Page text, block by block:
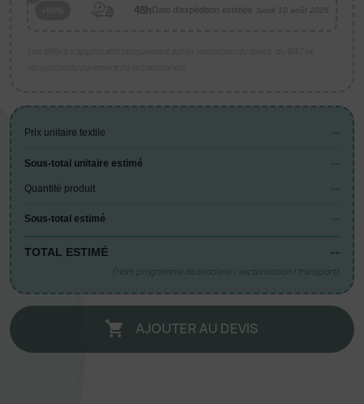
48hDate d'expédition estimée :lundi 10 août 2026
Prix unitaire textile --
Sous-total unitaire estimé --
Quantité produit --
Sous-total estimé --
TOTAL ESTIMÉ --
(Hors programme de broderie / vectorisation / transport)
 AJOUTER AU DEVIS